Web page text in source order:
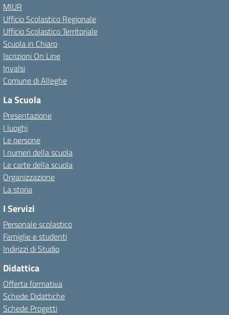
MIUR
Ufficio Scolastico Regionale
Ufficio Scolastico Territoriale
Scuola in Chiaro
Iscrizioni On Line
Invalsi
Comune di Alleghe
La Scuola
Presentazione
I luoghi
Le persone
I numeri della scuola
Le carte della scuola
Organizzazione
La storia
I Servizi
Personale scolastico
Famiglie e studenti
Indirizzi di Studio
Didattica
Offerta formativa
Schede Didattiche
Schede Progetti